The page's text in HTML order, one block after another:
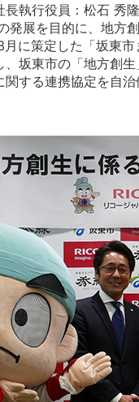
長執行役員：松石 秀
発展を目的に、地方
に策定した「坂東
坂東市の「地方創
する連携協定を自